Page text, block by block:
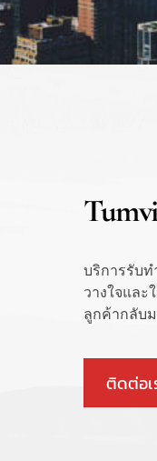
บริการรับท
วางใจและ
ลูกค้ากลับม
ติดต่อเ